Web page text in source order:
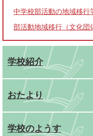
中学校部活動の地域移行
部活動地域移行（文化団
学校紹介
おたより
学校のようす